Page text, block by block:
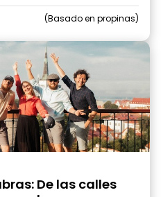
Basado en propinas
De las calles